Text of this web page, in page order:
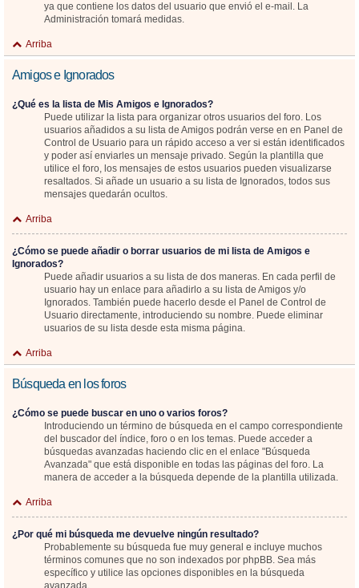
ya que contiene los datos del usuario que envió el e-mail. La
Administración tomará medidas.
Arriba
Amigos e Ignorados
¿Qué es la lista de Mis Amigos e Ignorados?
Puede utilizar la lista para organizar otros usuarios del foro. Los
usuarios añadidos a su lista de Amigos podrán verse en en Panel de
Control de Usuario para un rápido acceso a ver si están identificados
y poder así enviarles un mensaje privado. Según la plantilla que
utilice el foro, los mensajes de estos usuarios pueden visualizarse
resaltados. Si añade un usuario a su lista de Ignorados, todos sus
mensajes quedarán ocultos.
Arriba
¿Cómo se puede añadir o borrar usuarios de mi lista de Amigos e
Ignorados?
Puede añadir usuarios a su lista de dos maneras. En cada perfil de
usuario hay un enlace para añadirlo a su lista de Amigos y/o
Ignorados. También puede hacerlo desde el Panel de Control de
Usuario directamente, introduciendo su nombre. Puede eliminar
usuarios de su lista desde esta misma página.
Arriba
Búsqueda en los foros
¿Cómo se puede buscar en uno o varios foros?
Introduciendo un término de búsqueda en el campo correspondiente
del buscador del índice, foro o en los temas. Puede acceder a
búsquedas avanzadas haciendo clic en el enlace "Búsqueda
Avanzada" que está disponible en todas las páginas del foro. La
manera de acceder a la búsqueda depende de la plantilla utilizada.
Arriba
¿Por qué mi búsqueda me devuelve ningún resultado?
Probablemente su búsqueda fue muy general e incluye muchos
términos comunes que no son indexados por phpBB. Sea más
específico y utilice las opciones disponibles en la búsqueda
avanzada.